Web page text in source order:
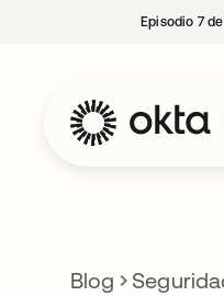
Episodio 7
Blog